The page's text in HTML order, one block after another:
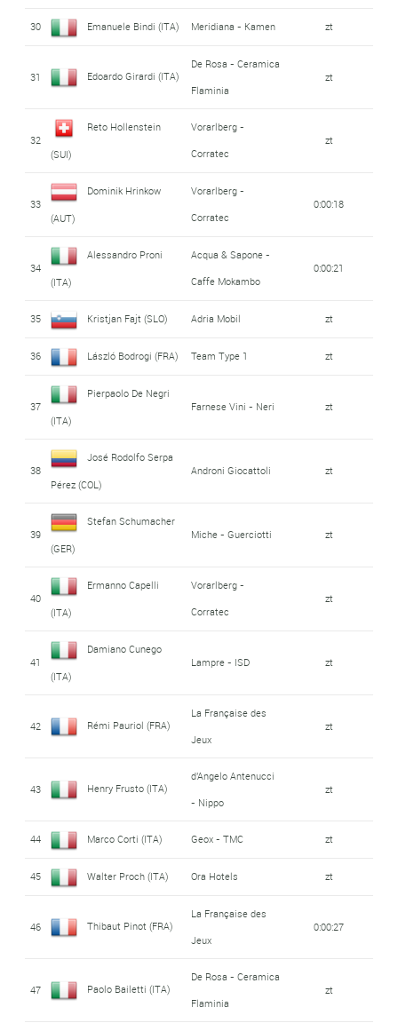
30 Emanuele Bindi (ITA) Meridiana - Kamen zt
31 Edoardo Girardi (ITA)
De Rosa - Ceramica
Flaminia
zt
32
Reto Hollenstein
(SUI)
Vorarlberg -
Corratec
zt
33
Dominik Hrinkow
(AUT)
Vorarlberg -
Corratec
0:00:18
34
Alessandro Proni
(ITA)
Acqua & Sapone -
Caffe Mokambo
0:00:21
35 Kristjan Fajt (SLO) Adria Mobil zt
36 László Bodrogi (FRA) Team Type 1 zt
37
Pierpaolo De Negri
(ITA)
Farnese Vini - Neri zt
38
José Rodolfo Serpa
Pérez (COL)
Androni Giocattoli zt
39
Stefan Schumacher
(GER)
Miche - Guerciotti zt
40
Ermanno Capelli
(ITA)
Vorarlberg -
Corratec
zt
41
Damiano Cunego
(ITA)
Lampre - ISD zt
42 Rémi Pauriol (FRA)
La Française des
Jeux
zt
43 Henry Frusto (ITA)
d'Angelo Antenucci
- Nippo
zt
44 Marco Corti (ITA) Geox - TMC zt
45 Walter Proch (ITA) Ora Hotels zt
46 Thibaut Pinot (FRA)
La Française des
Jeux
0:00:27
47 Paolo Bailetti (ITA)
De Rosa - Ceramica
Flaminia
zt